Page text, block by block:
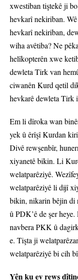
xwestiban tiştekê ji
hevkarî nekiriban.
hevkarî nekiriban,
wiha avêtiba? Ne
helîkopterên xwe
dewleta Tirk van
ciwanên Kurd qetil
hevkarê dewleta Tirk
Em li dîroka wan
yek û êrîşî Kurdan
Divê rewşenbîr,
xiyanetê bikin. Li
welatparêziyê.
welatparêziyê li dijî
bikin, nikarin bêjin di
û PDK’ê de şer
navbera PKK û
e. Tişta ji
welatparêziyê bi cih
Yên ku ev rewş